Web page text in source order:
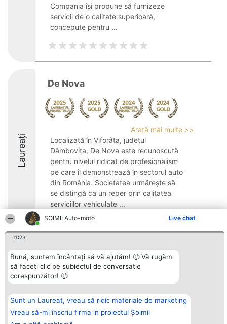
ȘOIMII Auto-moto Live chat
11:23
Bună, suntem încântați să vă ajutăm! 🙂 Vă rugăm
să faceți clic pe subiectul de conversație
corespunzător! 🙂
Sunt un Laureat, vreau să ridic materiale de marketing
Vreau să-mi înscriu firma in proiectul Șoimii
Compania își propune să furnizeze
servicii de o calitate superioară,
concepute pentru ...
Laureați
De Nova
Arată mai multe >>
Localizată în Viforâta, județul
Dâmbovița, De Nova este recunoscută
pentru nivelul ridicat de profesionalism
pe care îl demonstrează în sectorul auto
din România. Societatea urmărește să
se distingă ca un reper prin calitatea
serviciilor vehiculate ...
Organizator Ranking
BRIGHT SOLUTIONS BR SRL
Aleea Timisul De Sus 2 Bl. A30
Sc. A Et. 4 Ap. 13 Cod 061952
CUI 36737675
tel: +40 770 990 492
Plebiscyt
Câștigătorii
Statut
Politica de
confidențialitate
Contact